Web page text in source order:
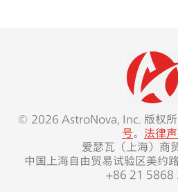
© 2026 AstroNova, Inc. 版权所
号。 法律
爱瑟瓦（上海）商
中国上海自由贸易试验区美约
+86 21 5868